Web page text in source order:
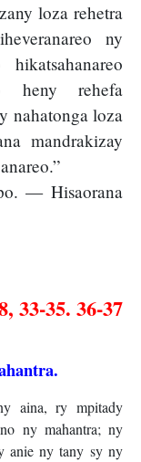
loza rehetra
ny
heny rehefa
nahatonga loza
mandrakizay
— Hisaorana
33-35. 36-37
aina, ry mpitady
ny mahantra; ny
anie ny tany sy ny